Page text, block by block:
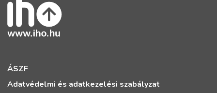
ÁSZF
Adatvédelmi és adatkezelési szabályzat